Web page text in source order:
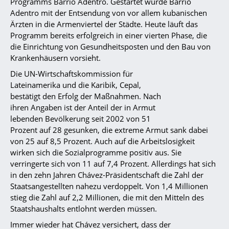
Adentro mit der Entsendung von vor allem kubanischen
Ärzten in die Armenviertel der Städte. Heute läuft das
Programm bereits erfolgreich in einer vierten Phase, die
die Einrichtung von Gesundheitsposten und den Bau von
Krankenhäusern vorsieht.
Die UN-Wirtschaftskommission für
Lateinamerika und die Karibik, Cepal,
bestätigt den Erfolg der Maßnahmen. Nach
ihren Angaben ist der Anteil der in Armut
lebenden Bevölkerung seit 2002 von 51
Prozent auf 28 gesunken, die extreme Armut sank dabei
von 25 auf 8,5 Prozent. Auch auf die Arbeitslosigkeit
wirken sich die Sozialprogramme positiv aus. Sie
verringerte sich von 11 auf 7,4 Prozent. Allerdings hat sich
in den zehn Jahren Chávez-Präsidentschaft die Zahl der
Staatsangestellten nahezu verdoppelt. Von 1,4 Millionen
stieg die Zahl auf 2,2 Millionen, die mit den Mitteln des
Staatshaushalts entlohnt werden müssen.
Immer wieder hat Chávez versichert, dass der